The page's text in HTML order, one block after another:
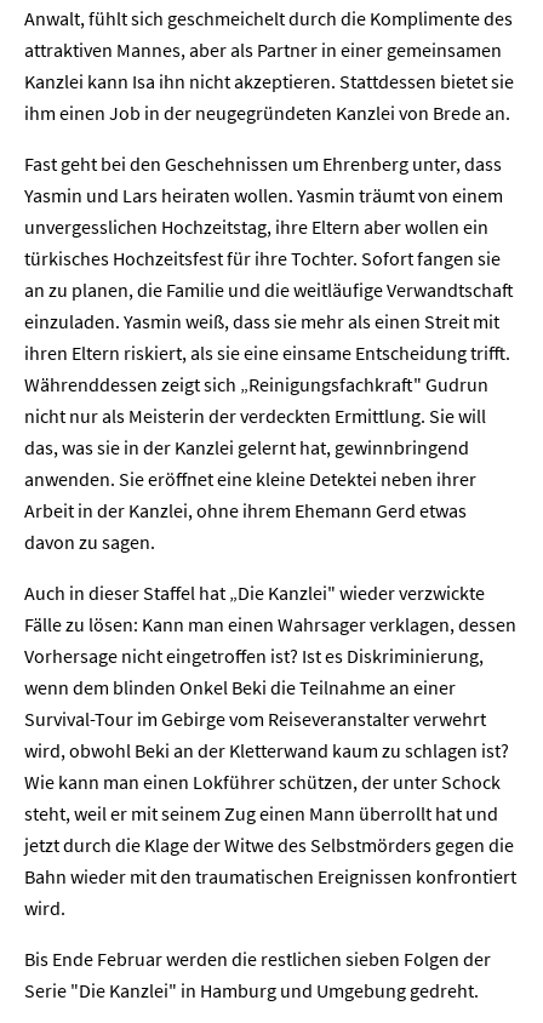
Anwalt, fühlt sich geschmeichelt durch die Komplimente des
attraktiven Mannes, aber als Partner in einer gemeinsamen
Kanzlei kann Isa ihn nicht akzeptieren. Stattdessen bietet sie
ihm einen Job in der neugegründeten Kanzlei von Brede an.
Fast geht bei den Geschehnissen um Ehrenberg unter, dass
Yasmin und Lars heiraten wollen. Yasmin träumt von einem
unvergesslichen Hochzeitstag, ihre Eltern aber wollen ein
türkisches Hochzeitsfest für ihre Tochter. Sofort fangen sie
an zu planen, die Familie und die weitläufige Verwandtschaft
einzuladen. Yasmin weiß, dass sie mehr als einen Streit mit
ihren Eltern riskiert, als sie eine einsame Entscheidung trifft.
Währenddessen zeigt sich „Reinigungsfachkraft" Gudrun
nicht nur als Meisterin der verdeckten Ermittlung. Sie will
das, was sie in der Kanzlei gelernt hat, gewinnbringend
anwenden. Sie eröffnet eine kleine Detektei neben ihrer
Arbeit in der Kanzlei, ohne ihrem Ehemann Gerd etwas
davon zu sagen.
Auch in dieser Staffel hat „Die Kanzlei" wieder verzwickte
Fälle zu lösen: Kann man einen Wahrsager verklagen, dessen
Vorhersage nicht eingetroffen ist? Ist es Diskriminierung,
wenn dem blinden Onkel Beki die Teilnahme an einer
Survival-Tour im Gebirge vom Reiseveranstalter verwehrt
wird, obwohl Beki an der Kletterwand kaum zu schlagen ist?
Wie kann man einen Lokführer schützen, der unter Schock
steht, weil er mit seinem Zug einen Mann überrollt hat und
jetzt durch die Klage der Witwe des Selbstmörders gegen die
Bahn wieder mit den traumatischen Ereignissen konfrontiert
wird.
Bis Ende Februar werden die restlichen sieben Folgen der
Serie "Die Kanzlei" in Hamburg und Umgebung gedreht.
Home
Unternehmen
Presse
Karriere
Kontakt
Datenschutz